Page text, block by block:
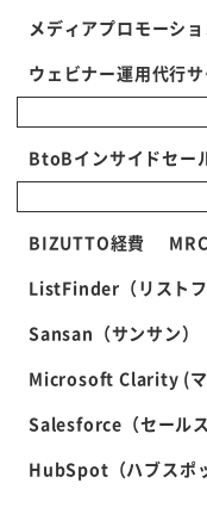
メディアプロモーショ
ウェビナー運用代行
BtoBインサイドセー
BIZUTTO経費
ListFinder（リストフ
Sansan（サンサン）
Microsoft Clarity (マ
Salesforce（セールス
HubSpot（ハブスポ